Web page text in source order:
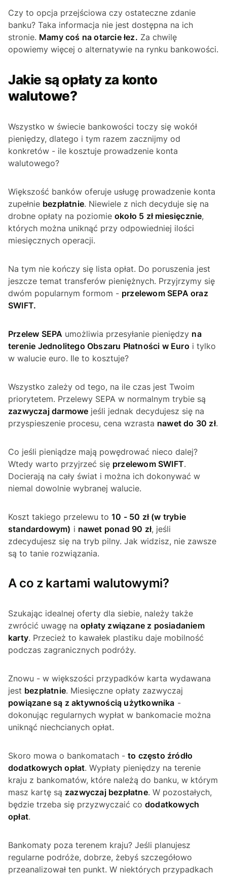
Czy to opcja przejściowa czy ostateczne zdanie
banku? Taka informacja nie jest dostępna na ich
stronie. Mamy coś na otarcie łez. Za chwilę
opowiemy więcej o alternatywie na rynku bankowości.
Jakie są opłaty za konto
walutowe?
Wszystko w świecie bankowości toczy się wokół
pieniędzy, dlatego i tym razem zacznijmy od
konkretów - ile kosztuje prowadzenie konta
walutowego?
Większość banków oferuje usługę prowadzenie konta
zupełnie bezpłatnie. Niewiele z nich decyduje się na
drobne opłaty na poziomie około 5 zł miesięcznie,
których można uniknąć przy odpowiedniej ilości
miesięcznych operacji.
Na tym nie kończy się lista opłat. Do poruszenia jest
jeszcze temat transferów pieniężnych. Przyjrzymy się
dwóm popularnym formom - przelewom SEPA oraz
SWIFT.
Przelew SEPA umożliwia przesyłanie pieniędzy na
terenie Jednolitego Obszaru Płatności w Euro i tylko
w walucie euro. Ile to kosztuje?
Wszystko zależy od tego, na ile czas jest Twoim
priorytetem. Przelewy SEPA w normalnym trybie są
zazwyczaj darmowe jeśli jednak decydujesz się na
przyspieszenie procesu, cena wzrasta nawet do 30 zł.
Co jeśli pieniądze mają powędrować nieco dalej?
Wtedy warto przyjrzeć się przelewom SWIFT.
Docierają na cały świat i można ich dokonywać w
niemal dowolnie wybranej walucie.
Koszt takiego przelewu to 10 - 50 zł (w trybie
standardowym) i nawet ponad 90 zł, jeśli
zdecydujesz się na tryb pilny. Jak widzisz, nie zawsze
są to tanie rozwiązania.
A co z kartami walutowymi?
Szukając idealnej oferty dla siebie, należy także
zwrócić uwagę na opłaty związane z posiadaniem
karty. Przecież to kawałek plastiku daje mobilność
podczas zagranicznych podróży.
Znowu - w większości przypadków karta wydawana
jest bezpłatnie. Miesięczne opłaty zazwyczaj
powiązane są z aktywnością użytkownika -
dokonując regularnych wypłat w bankomacie można
uniknąć niechcianych opłat.
Skoro mowa o bankomatach - to często źródło
dodatkowych opłat. Wypłaty pieniędzy na terenie
kraju z bankomatów, które należą do banku, w którym
masz kartę są zazwyczaj bezpłatne. W pozostałych,
będzie trzeba się przyzwyczaić co dodatkowych
opłat.
Bankomaty poza terenem kraju? Jeśli planujesz
regularne podróże, dobrze, żebyś szczegółowo
przeanalizował ten punkt. W niektórych przypadkach